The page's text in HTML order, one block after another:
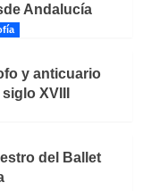
Andalucía
y anticuario
XVIII
del Ballet